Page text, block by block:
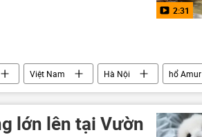
2:31
Việt Nam Hà Nội
hổ Amur
sư tử
lớn lên tại Vườn